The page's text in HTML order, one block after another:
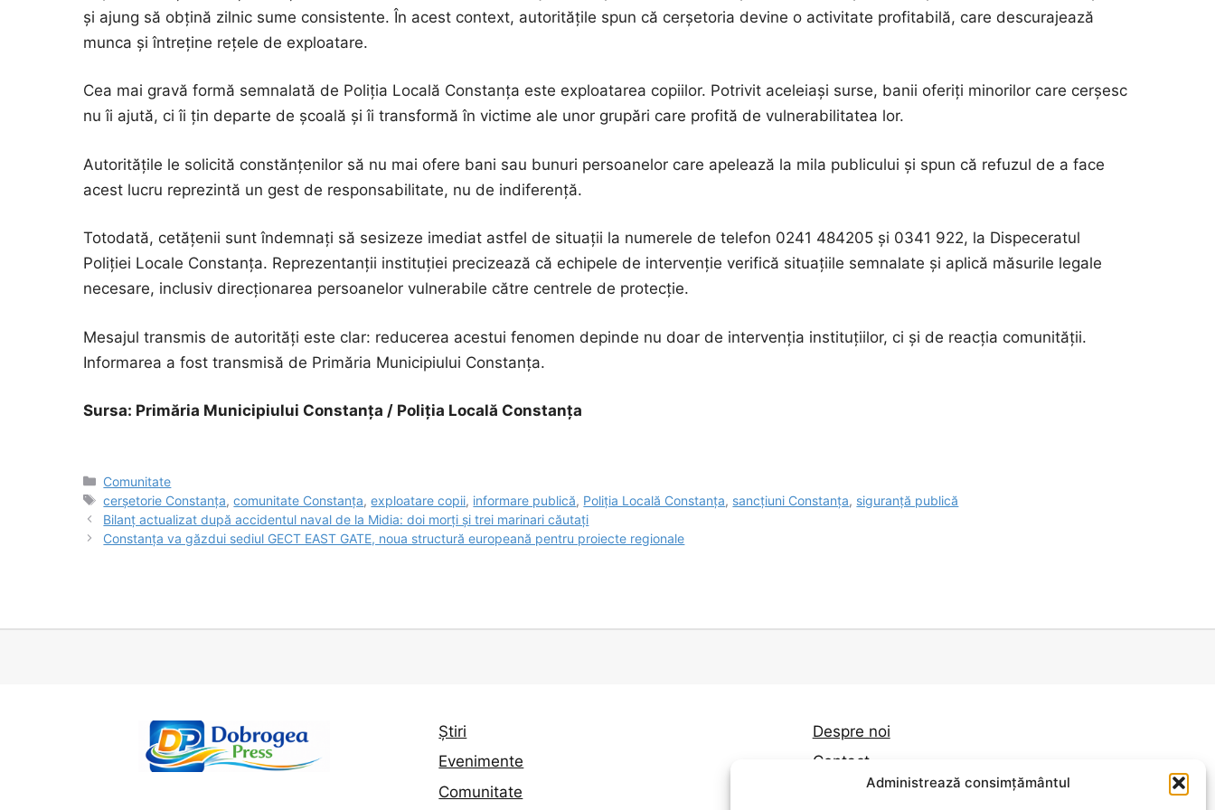
Administrează consimțământul
și ajung să obțină zilnic sume consistente. În acest context, autoritățile spun că cerșetoria devine o activitate profitabilă, care descurajează
munca și întreține rețele de exploatare.
Cea mai gravă formă semnalată de Poliția Locală Constanța este exploatarea copiilor. Potrivit aceleiași surse, banii oferiți minorilor care cerșesc
nu îi ajută, ci îi țin departe de școală și îi transformă în victime ale unor grupări care profită de vulnerabilitatea lor.
Autoritățile le solicită constănțenilor să nu mai ofere bani sau bunuri persoanelor care apelează la mila publicului și spun că refuzul de a face
acest lucru reprezintă un gest de responsabilitate, nu de indiferență.
Totodată, cetățenii sunt îndemnați să sesizeze imediat astfel de situații la numerele de telefon 0241 484205 și 0341 922, la Dispeceratul
Poliției Locale Constanța. Reprezentanții instituției precizează că echipele de intervenție verifică situațiile semnalate și aplică măsurile legale
necesare, inclusiv direcționarea persoanelor vulnerabile către centrele de protecție.
Mesajul transmis de autorități este clar: reducerea acestui fenomen depinde nu doar de intervenția instituțiilor, ci și de reacția comunității.
Informarea a fost transmisă de Primăria Municipiului Constanța.
Sursa: Primăria Municipiului Constanța / Poliția Locală Constanța
Categorii
Comunitate
Etichete
cerșetorie Constanța,comunitate Constanța,exploatare copii, informare publică, Poliția Locală Constanța, sancțiuni Constanța, siguranță publică
Bilanț actualizat după accidentul naval de la Midia: doi morți și trei marinari căutați
Constanța va găzdui sediul GECT EAST GATE, noua structură europeană pentru proiecte regionale
Știri
Evenimente
Comunitate
Despre noi
Contact
Politica de confidențialitate